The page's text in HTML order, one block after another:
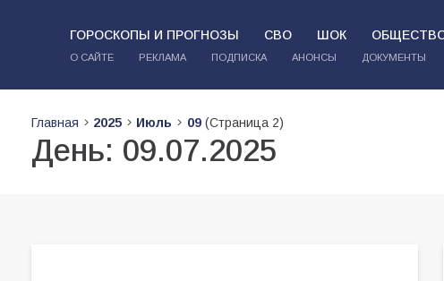
ГОРОСКОПЫ И ПРОГНОЗЫ СВО ШОК
О САЙТЕ РЕКЛАМА ПОДПИСКА АНОНСЫ ДОКУМЕНТЫ
Главная 2025 Июль 09(Страница 2)
День: 09.07.2025